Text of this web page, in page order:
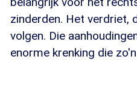
zinderden. Het verdriet,
volgen. Die
enorme krenking die